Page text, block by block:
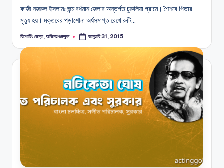
কাজী নজরুল ইসলামঃ জন্ম বর্ধমান জেলার অন্তর্গত চুরুলিয়া গ্রামে। শৈশবে পিতার
মৃত্যু হয়। মক্তবের পড়াশোনা অর্ধসমাপ্ত রেখে রুটি…
Posted
রিপোর্টিং ডেস্ক, অভিনয় গুরুকুল জানুয়ারি 31, 2015